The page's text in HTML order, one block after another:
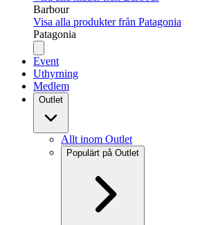
Barbour
Visa alla produkter från Patagonia
Patagonia
Event
Uthyrning
Medlem
Outlet
Allt inom Outlet
Populärt på Outlet